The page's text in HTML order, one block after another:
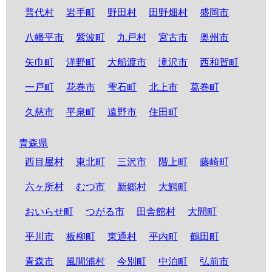
普代村 岩手町 野田村 田野畑村 盛岡市
八幡平市 紫波町 九戸村 宮古市 奥州市
矢巾町 洋野町 大船渡市 滝沢市 西和賀町
一戸町 花巻市 雫石町 北上市 葛巻町
久慈市 平泉町 遠野市 住田町
青森県
西目屋村
東北町 三沢市 階上町 藤崎町
六ヶ所村 むつ市 新郷村 大鰐町
おいらせ町 つがる市 田舎館村 大間町
平川市 板柳町 東通村 平内町 鶴田町
青森市 風間浦村 今別町 中泊町 弘前市